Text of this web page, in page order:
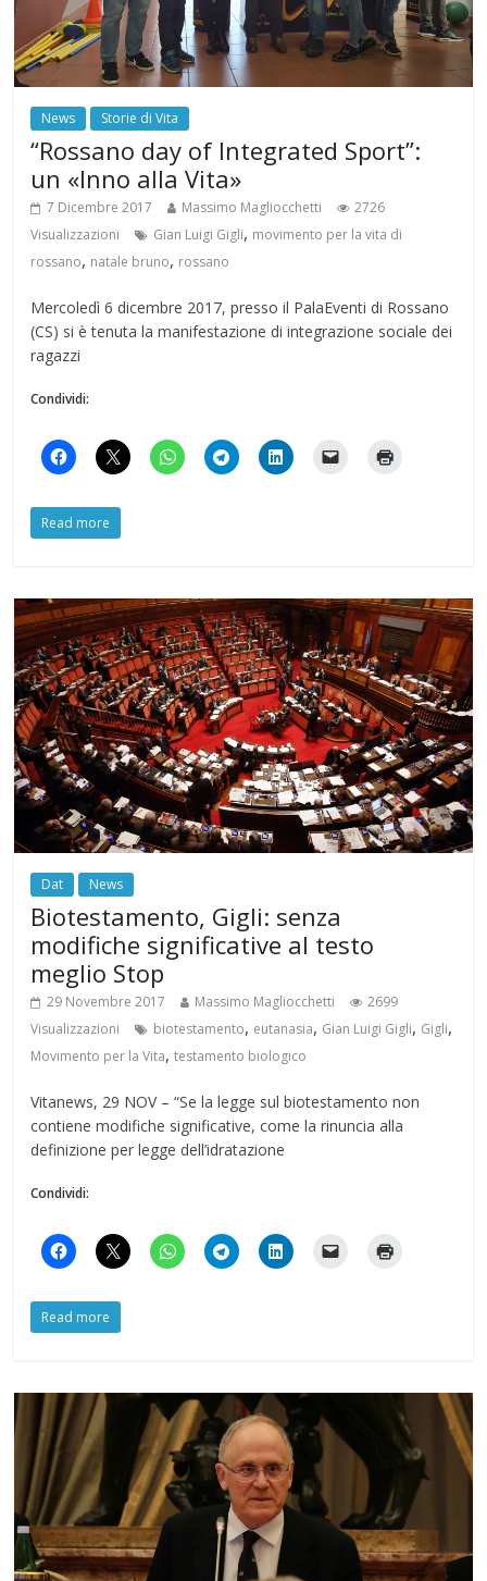
News Storie di Vita
“Rossano day of Integrated Sport”:
un «Inno alla Vita»
7 Dicembre 2017 Massimo Magliocchetti
2726
Visualizzazioni
Gian Luigi Gigli, movimento per la vita di
rossano, natale bruno, rossano
Mercoledì 6 dicembre 2017, presso il PalaEventi di Rossano
(CS) si è tenuta la manifestazione di integrazione sociale dei
ragazzi
Condividi:
Read more
Dat News
Biotestamento, Gigli: senza
modifiche significative al testo
meglio Stop
29 Novembre 2017 Massimo Magliocchetti
2699
Visualizzazioni
biotestamento, eutanasia, Gian Luigi Gigli, Gigli,
Movimento per la Vita,testamento biologico
Vitanews, 29 NOV – “Se la legge sul biotestamento non
contiene modifiche significative, come la rinuncia alla
definizione per legge dell’idratazione
Condividi:
Read more